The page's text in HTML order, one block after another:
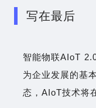
写在最后
智能物联AIoT
为企业发展的基
态，AIoT技术将